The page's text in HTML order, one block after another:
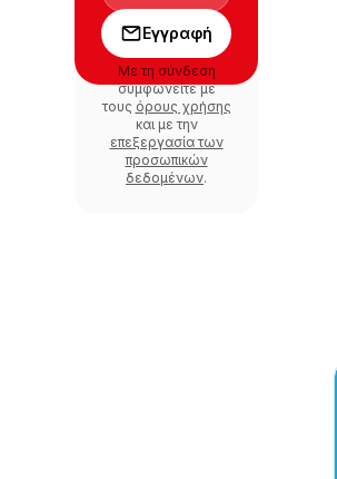
Εγγραφή
Με τη σύνδεση
συμφωνείτε με
τους όρους χρήσης
και με την
επεξεργασία των
προσωπικών
δεδομένων.